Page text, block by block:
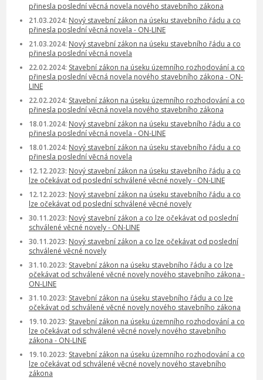
přinesla poslední věcná novela nového stavebního zákona
21.03.2024: Nový stavební zákon na úseku stavebního řádu a co
přinesla poslední věcná novela - ON-LINE
21.03.2024: Nový stavební zákon na úseku stavebního řádu a co
přinesla poslední věcná novela
22.02.2024: Stavební zákon na úseku územního rozhodování a co
přinesla poslední věcná novela nového stavebního zákona - ON-
LINE
22.02.2024: Stavební zákon na úseku územního rozhodování a co
přinesla poslední věcná novela nového stavebního zákona
18.01.2024: Nový stavební zákon na úseku stavebního řádu a co
přinesla poslední věcná novela - ON-LINE
18.01.2024: Nový stavební zákon na úseku stavebního řádu a co
přinesla poslední věcná novela
12.12.2023: Nový stavební zákon na úseku stavebního řádu a co
lze očekávat od poslední schválené věcné novely - ON-LINE
12.12.2023: Nový stavební zákon na úseku stavebního řádu a co
lze očekávat od poslední schválené věcné novely
30.11.2023: Nový stavební zákon a co lze očekávat od poslední
schválené věcné novely - ON-LINE
30.11.2023: Nový stavební zákon a co lze očekávat od poslední
schválené věcné novely
31.10.2023: Stavební zákon na úseku stavebního řádu a co lze
očekávat od schválené věcné novely nového stavebního zákona -
ON-LINE
31.10.2023: Stavební zákon na úseku stavebního řádu a co lze
očekávat od schválené věcné novely nového stavebního zákona
19.10.2023: Stavební zákon na úseku územního rozhodování a co
lze očekávat od schválené věcné novely nového stavebního
zákona - ON-LINE
19.10.2023: Stavební zákon na úseku územního rozhodování a co
lze očekávat od schválené věcné novely nového stavebního
zákona